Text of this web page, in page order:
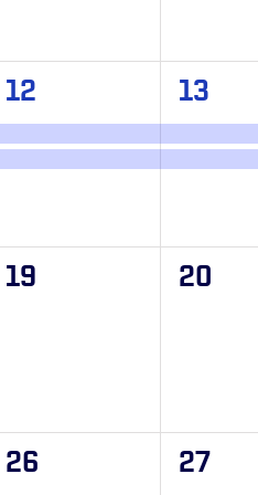
2
12
2
13
0
19
0
20
0
26
0
27